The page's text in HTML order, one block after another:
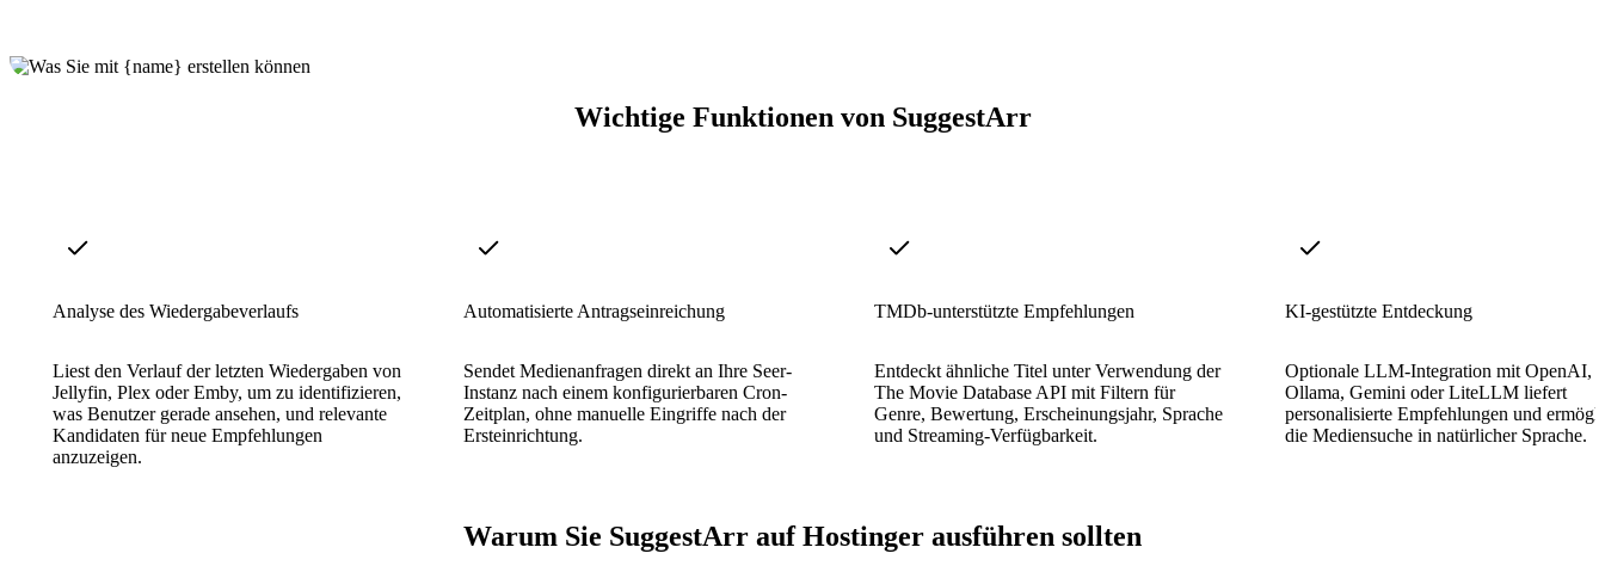
Wichtige Funktionen von SuggestArr
Analyse des Wiedergabeverlaufs
Liest den Verlauf der letzten Wiedergaben von
Jellyfin, Plex oder Emby, um zu identifizieren,
was Benutzer gerade ansehen, und relevante
Kandidaten für neue Empfehlungen
anzuzeigen.
Automatisierte Antragseinreichung
Sendet Medienanfragen direkt an Ihre Seer-
Instanz nach einem konfigurierbaren Cron-
Zeitplan, ohne manuelle Eingriffe nach der
Ersteinrichtung.
TMDb-unterstützte Empfehlungen
Entdeckt ähnliche Titel unter Verwendung der
The Movie Database API mit Filtern für
Genre, Bewertung, Erscheinungsjahr, Sprache
und Streaming-Verfügbarkeit.
KI-gestützte Entdeckung
Optionale LLM-Integration mit OpenAI,
Ollama, Gemini oder LiteLLM liefert
personalisierte Empfehlungen und
die Mediensuche in natürlicher Sprache.
Warum Sie SuggestArr auf Hostinger ausführen sollten